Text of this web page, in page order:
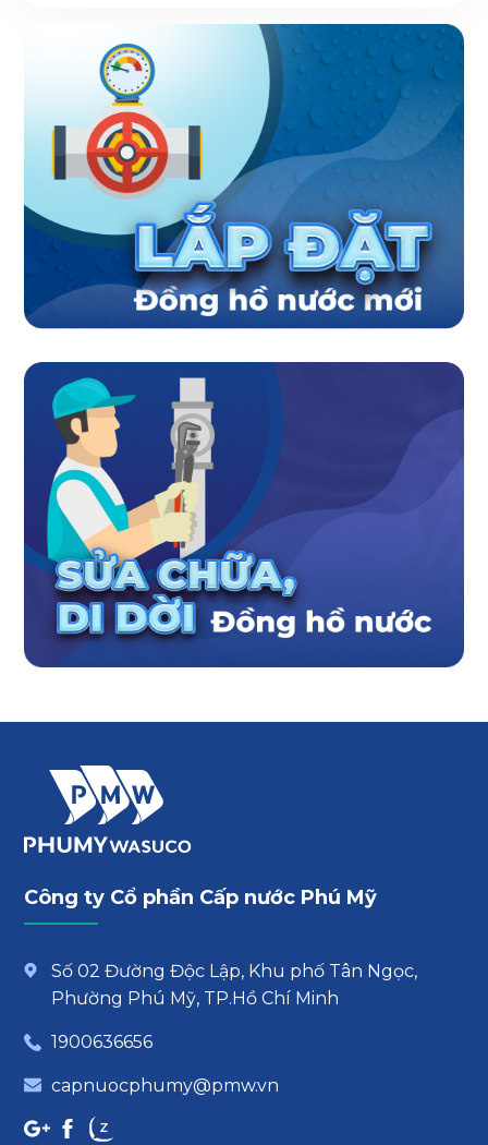
Công ty Cổ phần Cấp nước Phú Mỹ
Số 02 Đường Độc Lập, Khu phố Tân Ngọc,
Phường Phú Mỹ, TP.Hồ Chí Minh
1900636656
capnuocphumy@pmw.vn